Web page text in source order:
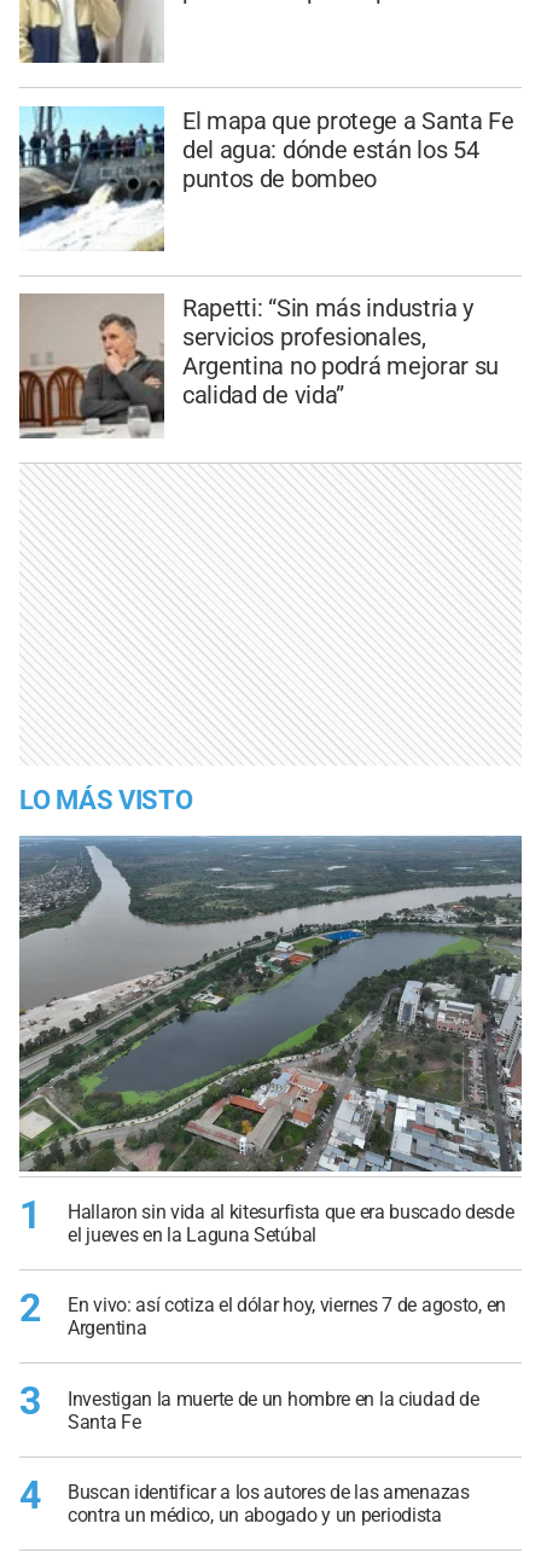
El mapa que protege a Santa Fe
del agua: dónde están los 54
puntos de bombeo
Rapetti: “Sin más industria y
servicios profesionales,
Argentina no podrá mejorar su
calidad de vida”
LO MÁS VISTO
1
Hallaron sin vida al kitesurfista que era buscado desde
el jueves en la Laguna Setúbal
2
En vivo: así cotiza el dólar hoy, viernes 7 de agosto, en
Argentina
3
Investigan la muerte de un hombre en la ciudad de
Santa Fe
4
Buscan identificar a los autores de las amenazas
contra un médico, un abogado y un periodista